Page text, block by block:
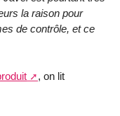
la raison pour
de contrôle, et ce
, on lit